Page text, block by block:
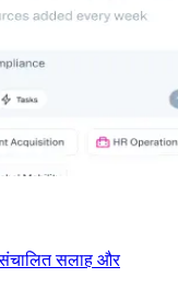
संचालित सलाह और